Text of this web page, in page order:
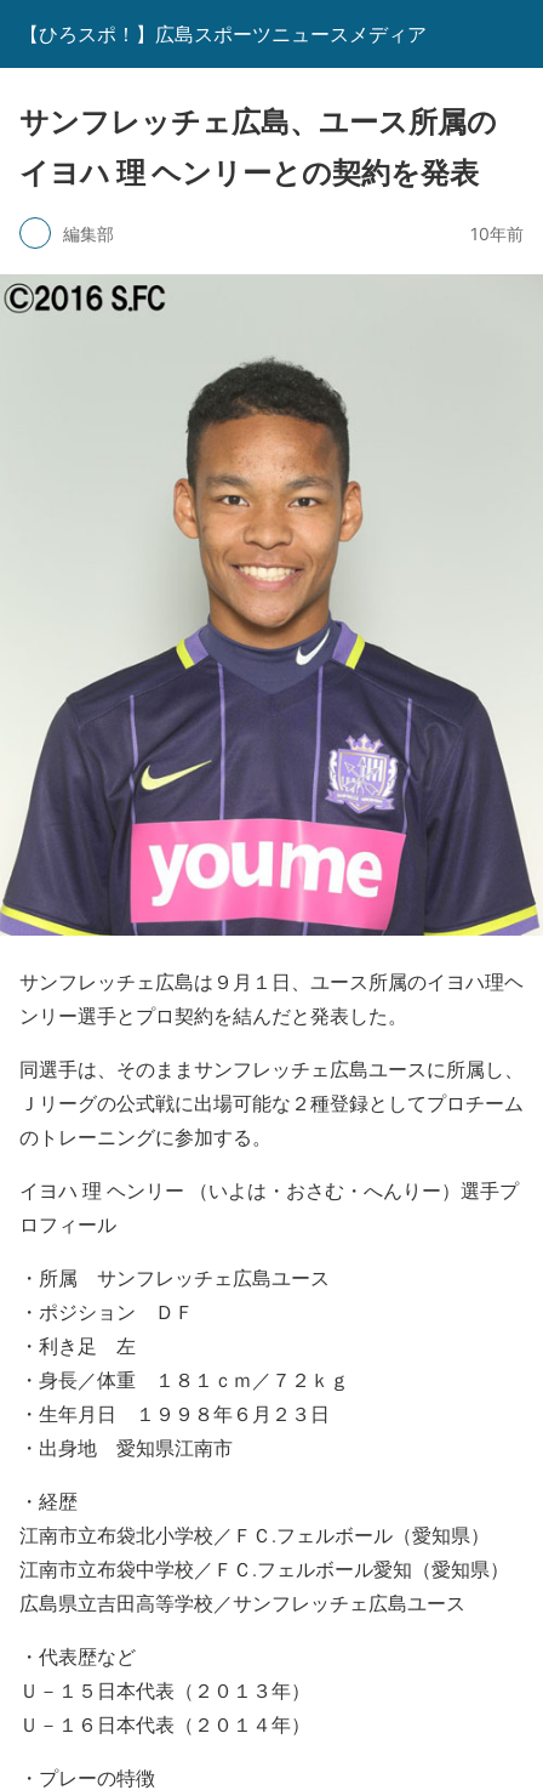
【ひろスポ！】広島スポーツニュースメディア
サンフレッチェ広島、ユース所属の
イヨハ 理 ヘンリーとの契約を発表
編集部 10年前
サンフレッチェ広島は９月１日、ユース所属のイヨハ理ヘ
ンリー選手とプロ契約を結んだと発表した。
同選手は、そのままサンフレッチェ広島ユースに所属し、
Ｊリーグの公式戦に出場可能な２種登録としてプロチーム
のトレーニングに参加する。
イヨハ 理 ヘンリー （いよは・おさむ・へんりー）選手プ
ロフィール
・所属 サンフレッチェ広島ユース
・ポジション ＤＦ
・利き足 左
・身長／体重 １８１ｃｍ／７２ｋｇ
・生年月日 １９９８年６月２３日
・出身地 愛知県江南市
・経歴
江南市立布袋北小学校／ＦＣ.フェルボール（愛知県）
江南市立布袋中学校／ＦＣ.フェルボール愛知（愛知県）
広島県立吉田高等学校／サンフレッチェ広島ユース
・代表歴など
Ｕ－１５日本代表（２０１３年）
Ｕ－１６日本代表（２０１４年）
・プレーの特徴